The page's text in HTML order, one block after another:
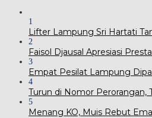
1
Lifter Lampung Sri Hartati
2
Faisol Djausal Apresiasi
3
Empat Pesilat Lampung
4
Turun di Nomor Perorangan,
5
Menang KO, Muis Rebut